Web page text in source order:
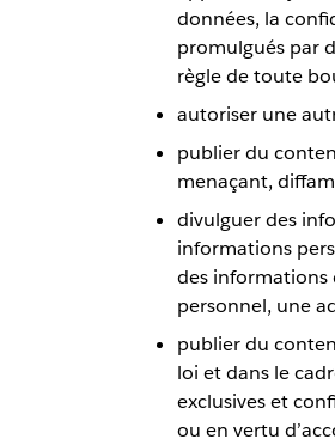
données, la
promulgués par
règle de toute
autoriser une
publier du
menaçant,
divulguer des
informations
des informations
personnel, une
publier du
loi et dans le
exclusives et
ou en vertu